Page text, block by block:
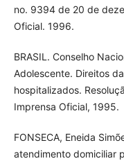
no. 9394 de 20 de
Oficial. 1996.
BRASIL. Conselho
Adolescente. Direitos
hospitalizados.
Imprensa Oficial, 1995.
FONSECA, Eneida
atendimento domiciliar